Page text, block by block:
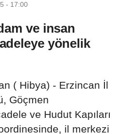
- 17:00
ve insan
yönelik
( Hibya) - Erzincan İl
Göçmen
ve Hudut Kapıları
il merkezi